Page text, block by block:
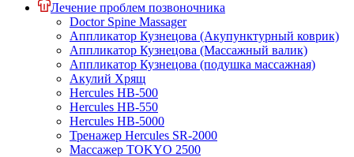
Лечение проблем позвоночника
Doctor Spine Massager
Аппликатор Кузнецова (Акупунктурный коврик)
Аппликатор Кузнецова (Массажный валик)
Аппликатор Кузнецова (подушка массажная)
Акулий Хрящ
Hercules HB-500
Hercules HB-550
Hercules HB-5000
Тренажер Hercules SR-2000
Массажер TOKYO 2500